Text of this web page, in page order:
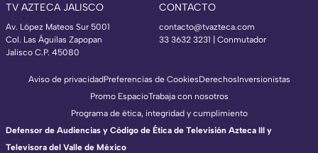
TV AZTECA JALISCO
Av. López Mateos Sur 5001
Col. Las Águilas Zapopan
Jalisco C.P. 45080
CONTACTO
contacto@tvazteca.com
33 3632 3231 | Conmutador
Aviso de privacidadPreferencias de CookiesDerechosInversionistas
Promo EspacioTrabaja con nosotros
Programa de ética, integridad y cumplimiento
Defensor de Audiencias y Código de Ética de Televisión Azteca III y
Televisora del Valle de México